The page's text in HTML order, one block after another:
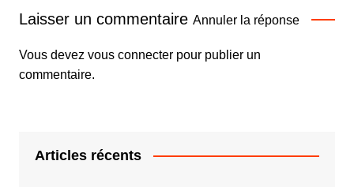
Laisser un commentaire Annuler la réponse
Vous devez vous connecterpour publier un
commentaire.
Articles récents